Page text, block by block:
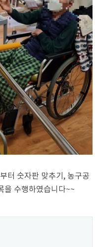
터 숫자판 맞추기, 농구공
을 수행하였습니다~~